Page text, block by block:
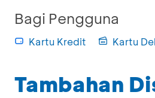
Bagi Pengguna
Kartu Kredit Kartu
Tambahan